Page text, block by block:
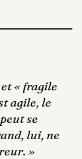
« fragile
agile, le
se
lui, ne
»